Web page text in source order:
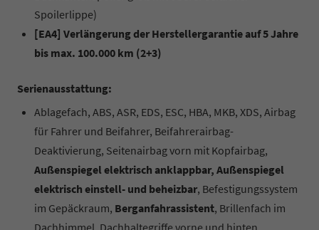
Spoilerlippe)
[EA4] Verlängerung der Herstellergarantie auf 5 Jahre
bis max. 100.000 km (2+3)
Serienausstattung:
Ablagefach, ABS, ASR, EDS, ESC, HBA, MKB, XDS, Airbag
für Fahrer und Beifahrer, Beifahrerairbag-
Deaktivierung, Seitenairbag vorn mit Kopfairbag,
Außenspiegel elektrisch anklappbar, Außenspiegel
elektrisch einstell- und beheizbar, Befestigungssystem
im Gepäckraum, Berganfahrassistent, Brillenfach im
Dachhimmel, Dachhaltegriffe vorne und hinten,